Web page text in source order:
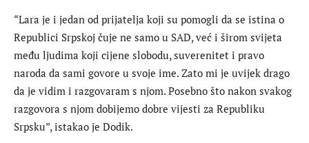
“Lara je i jedan od prijatelja koji su pomogli da se istina o
Republici Srpskoj čuje ne samo u SAD, već i širom svijeta
među ljudima koji cijene slobodu, suverenitet i pravo
naroda da sami govore u svoje ime. Zato mi je uvijek drago
da je vidim i razgovaram s njom. Posebno što nakon svakog
razgovora s njom dobijemo dobre vijesti za Republiku
Srpsku”, istakao je Dodik.